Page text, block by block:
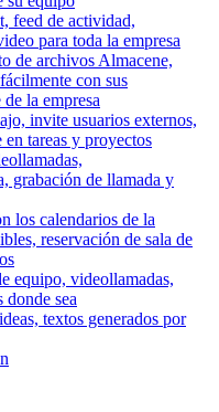
feed de actividad,
para toda la empresa
de archivos Almacene,
con sus
la empresa
invite usuarios externos,
tareas y proyectos
grabación de llamada y
los calendarios de la
reservación de sala de
equipo, videollamadas,
sea
textos generados por